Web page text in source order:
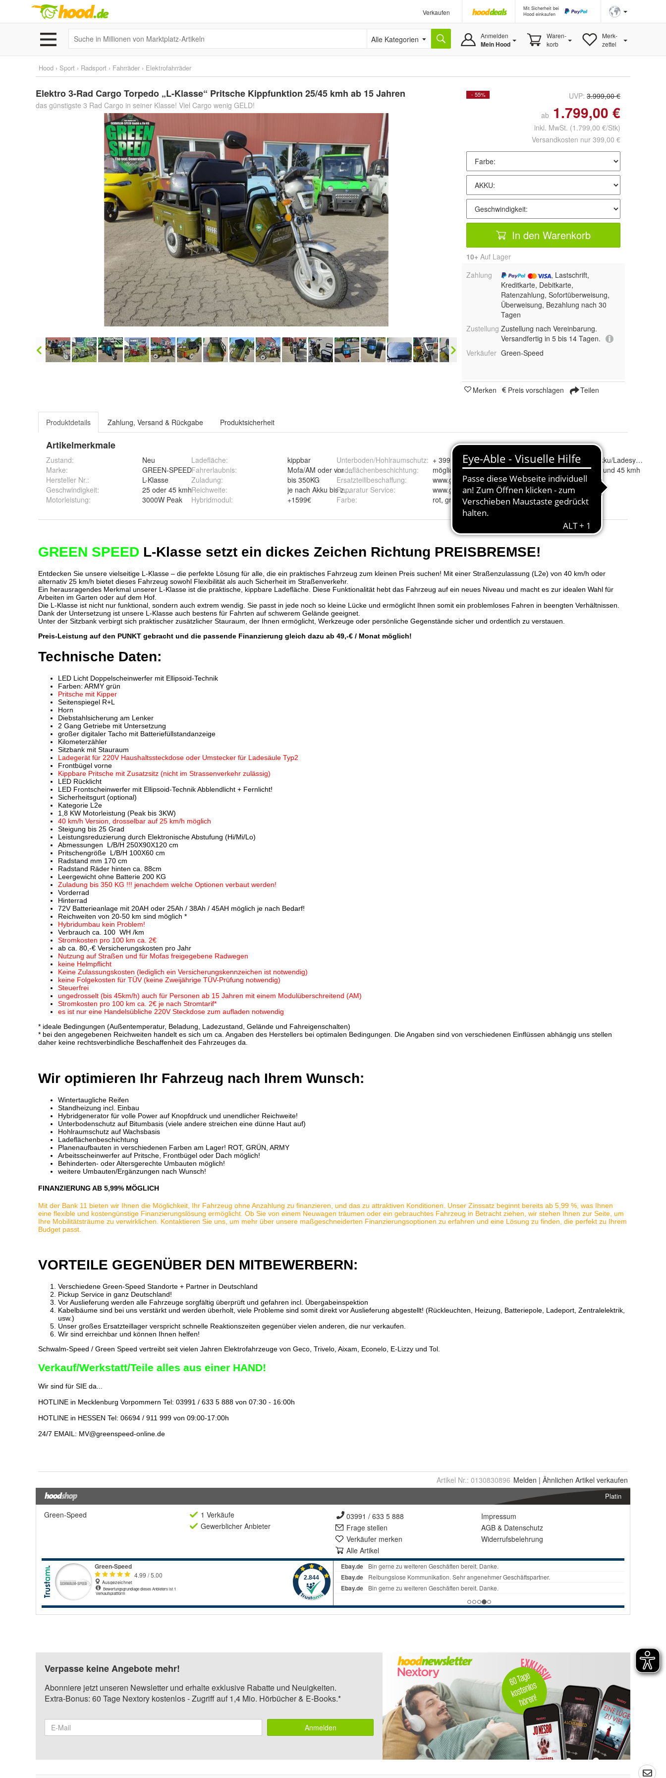
Verkaufen
Mit Sicherheit bei
Hood einkaufen
Alle Kategorien Anmelden
Mein Hood
Waren-
korb
Merk-
zettel
Hood › Sport › Radsport › Fahrräder › Elektrofahrräder
Elektro 3-Rad Cargo Torpedo „L-Klasse“ Pritsche Kippfunktion 25/45 kmh ab 15 Jahren
das günstigste 3 Rad Cargo in seiner Klasse! Viel Cargo wenig GELD!
- 55% UVP: 3.999,00 €
ab 1.799,00 €
inkl. MwSt. (1.799,00 €/Stk)
Versandkosten nur 399,00 €
In den Warenkorb
10+ Auf Lager
Zahlung
, Lastschrift,
Kreditkarte, Debitkarte,
Ratenzahlung, Sofortüberweisung,
Überweisung, Bezahlung nach 30
Tagen
Zustellung Zustellung nach Vereinbarung.
Versandfertig in 5 bis 14 Tagen.
Verkäufer Green-Speed
Merken Preis vorschlagen Teilen
Produktdetails Zahlung, Versand & Rückgabe Produktsicherheit
Artikelmerkmale
Zustand:
Neu
Marke:
GREEN-SPEED
Hersteller Nr.:
L-Klasse
Geschwindigkeit:
25 oder 45 kmh
Motorleistung: 3000W Peak
Ladefläche:
kippbar
Fahrerlaubnis:
Mofa/AM oder vor 1965 gebohren OHNE Führerschein!
Zuladung:
bis 350KG
Reichweite:
je nach Akku bis zu 80 km bei optimalen Bedingunge
Hybridmodul: +1599€
Unterboden/Hohlraumschutz: + 399
Ladeflächenbeschichtung:
möglich
Ersatzteillbeschaffung:
www.greenspeed-online.de
Reparatur Service:
www.greenspeed-online.de
Farbe: rot, grün, blau und anthrazite
AKKU :
Geschwindigkeit: 25 kmh und 45 kmh
Artikel Nr.: 0130830896 Melden | Ähnlichen Artikel verkaufen
Platin
Green-Speed
1 Verkäufe
Gewerblicher Anbieter
03991 / 633 5 888
Frage stellen
Verkäufer merken
Alle Artikel
Impressum
AGB & Datenschutz
Widerrufsbelehrung
Verpasse keine Angebote mehr!
Abonniere jetzt unseren Newsletter und erhalte exklusive Rabatte und Neuigkeiten.
Extra-Bonus: 60 Tage Nextory kostenlos - Zugriff auf 1,4 Mio. Hörbücher & E-Books.*
Anmelden